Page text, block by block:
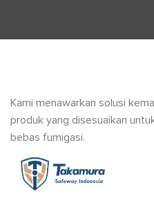
Kami menawarkan solusi
produk yang disesuaikan
bebas fumigasi.